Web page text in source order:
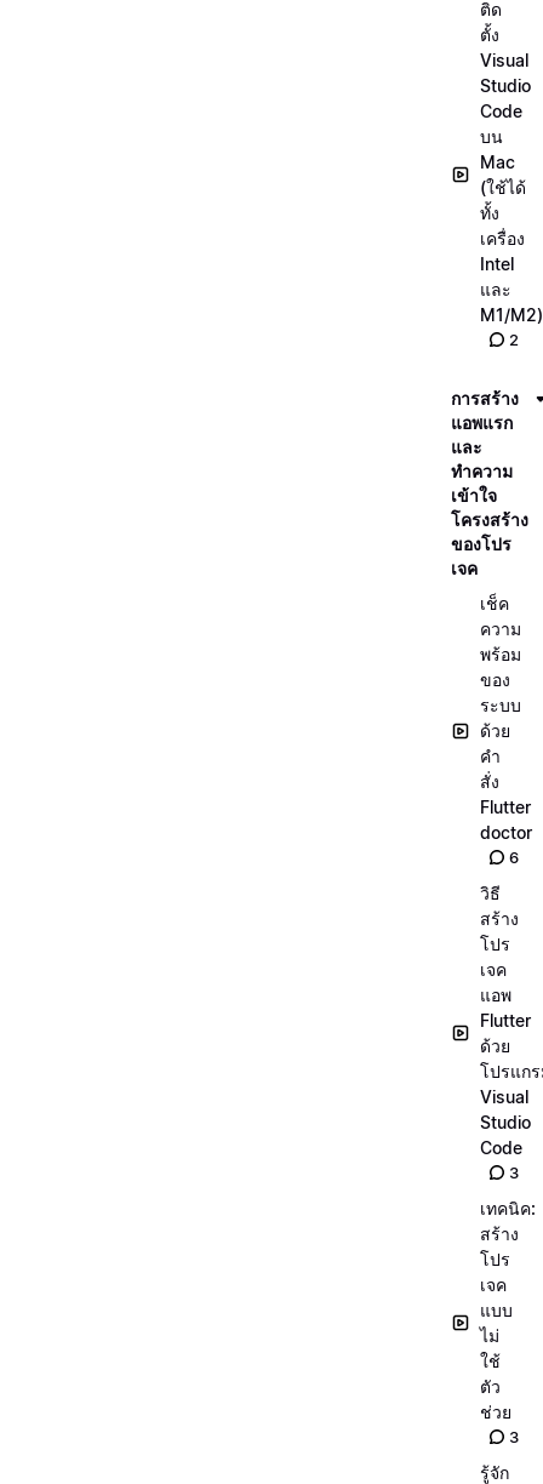
ติด
ตั้ง
Visual
Studio
Code
บน
Mac
(ใช้ได้
ทั้ง
เครื่อง
Intel
และ
M1/M2)
2
การสร้าง
แอพแรก
และ
ทำความ
เข้าใจ
โครงสร้าง
ของโปร
เจค
เช็ค
ความ
พร้อม
ของ
ระบบ
ด้วย
คำ
สั่ง
Flutter
doctor
6
วิธี
สร้าง
โปร
เจค
แอพ
Flutter
ด้วย
โปรแก
Visual
Studio
Code
3
เทคนิค:
สร้าง
โปร
เจค
แบบ
ไม่
ใช้
ตัว
ช่วย
3
รู้จัก